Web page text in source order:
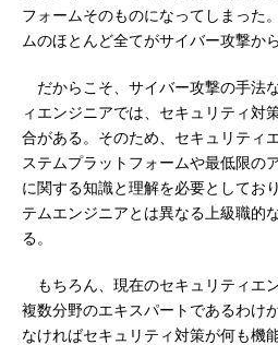
フォームそのものになってしまった
ムのほとんど全てがサイバー攻撃か
だからこそ、サイバー攻撃の手法
ィエンジニアでは、セキュリティ対
合がある。そのため、セキュリティ
ステムプラットフォームや最低限の
に関する知識と理解を必要としてお
テムエンジニアとは異なる上級職的
る。
もちろん、現在のセキュリティエ
複数分野のエキスパートであるわけ
なければセキュリティ対策が何も機